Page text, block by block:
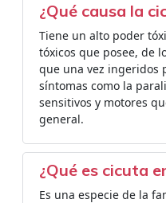
¿Qué causa la
Tiene un alto poder
tóxicos que posee, de
que una vez ingeridos
síntomas como la
sensitivos y motores
general.
¿Qué es cicuta
Es una especie de la